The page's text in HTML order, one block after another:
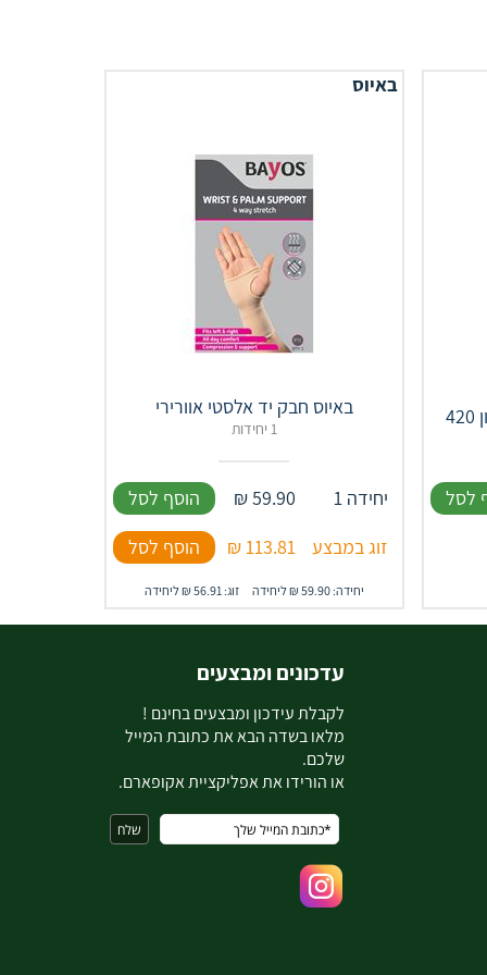
לסל
באיוס
באיוס חבק יד אלסטי אוורירי
1 יחידות
יחידה 1 59.90
₪
הוסף לסל
זוג במבצע
113.81
₪ הוסף לסל
יחידה: 59.90 ₪ ליחידה זוג: 56.91 ₪ ליחידה
עדכונים ומבצעים
לקבלת עידכון ומבצעים בחינם !
מלאו בשדה הבא את כתובת המייל
שלכם.
או הורידו את אפליקציית אקופארם.